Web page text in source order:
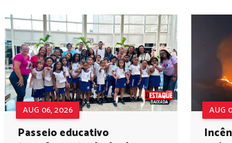
AUG 06, 2026
Passeio educativo
AUG